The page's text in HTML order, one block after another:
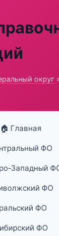
округ
🏠 Главная
ФО
Западный
ФО
ФО
ФО